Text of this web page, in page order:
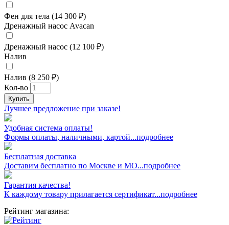
Фен для тела (14 300 ₽)
Дренажный насос Avacan
Дренажный насос (12 100 ₽)
Налив
Налив (8 250 ₽)
Кол-во
Купить
Лучшее предложение при заказе!
Удобная система оплаты!
Формы оплаты, наличными, картой...подробнее
Бесплатная доставка
Доставим бесплатно по Москве и МО...подробнее
Гарантия качества!
К каждому товару прилагается сертификат...подробнее
Рейтинг магазина: